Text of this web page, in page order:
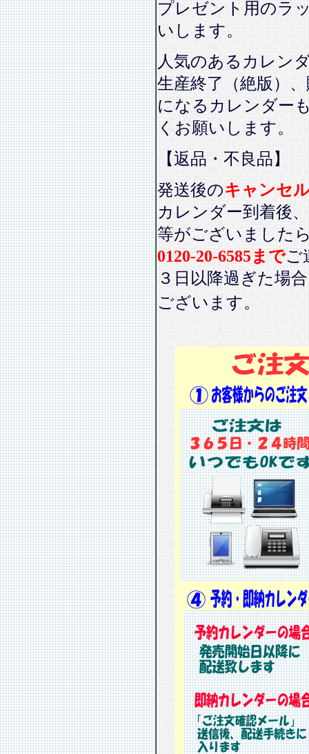
プレゼント用のラ
いします。
人気のあるカレン
生産終了（絶版）
になるカレンダー
くお願いします。
【返品・不良品】
発送後のキャンセ
カレンダー到着後、
等がございました
0120-20-6585までご
３日以降過ぎた場
ございます。